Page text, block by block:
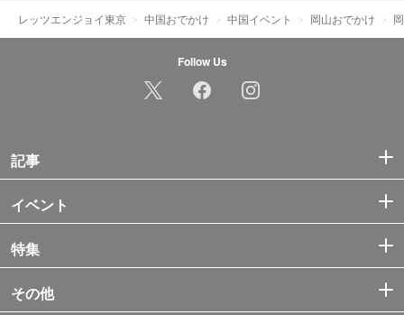
レッツエンジョイ東京 中国おでかけ 中国イベント 岡山おでかけ
Follow Us
記事
イベント
特集
その他